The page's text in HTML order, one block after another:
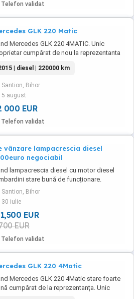
Telefon validat
GLK 220 Matic
Mercedes GLK 220 4MATIC. Unic
cumpărat de nou la reprezentanta
revizie făcut la reprezentanta inclusiv ulei
viteze climă încălzire scaune geamuri
fata spate senzori parcare 4 4 .
mic. Pentru alte informații vă rog ...
| diesel | 220000 km
Santion, Bihor
5 august
000 EUR
Telefon validat
vânzare lampacrescia diesel
negociabil
lampacrescia diesel cu motor diesel
stare bună de funcționare.
bune pornește la cheie sau
fără scurgeri defecte ascunse 10 Cp
kg diferențial 4 viteze înainte plus
Are remorcă tun zăpadă și coasă
Santion, Bihor
30 iulie
1,500 EUR
EUR
Telefon validat
GLK 220 4Matic
Mercedes GLK 220 4Matic stare foarte
cumpărat de la reprezentanța. Unic